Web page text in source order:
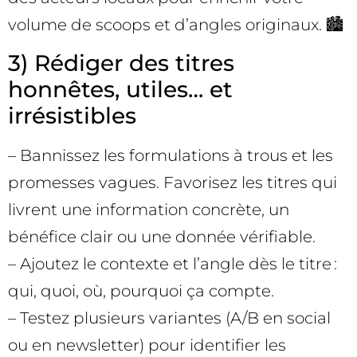
volume de scoops et d’angles originaux. 🏙️
3) Rédiger des titres
honnêtes, utiles… et
irrésistibles
– Bannissez les formulations à trous et les
promesses vagues. Favorisez les titres qui
livrent une information concrète, un
bénéfice clair ou une donnée vérifiable.
– Ajoutez le contexte et l’angle dès le titre :
qui, quoi, où, pourquoi ça compte.
– Testez plusieurs variantes (A/B en social
ou en newsletter) pour identifier les